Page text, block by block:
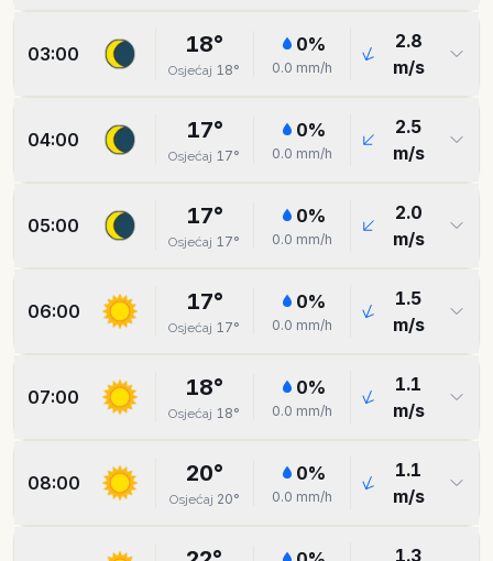
03:00 18°
Osjećaj 18°
0%
0.0 mm/h
2.8
m/s
04:00 17°
Osjećaj 17°
0%
0.0 mm/h
2.5
m/s
05:00 17°
Osjećaj 17°
0%
0.0 mm/h
2.0
m/s
06:00 17°
Osjećaj 17°
0%
0.0 mm/h
1.5
m/s
07:00 18°
Osjećaj 18°
0%
0.0 mm/h
1.1
m/s
08:00 20°
Osjećaj 20°
0%
0.0 mm/h
1.1
m/s
1.3